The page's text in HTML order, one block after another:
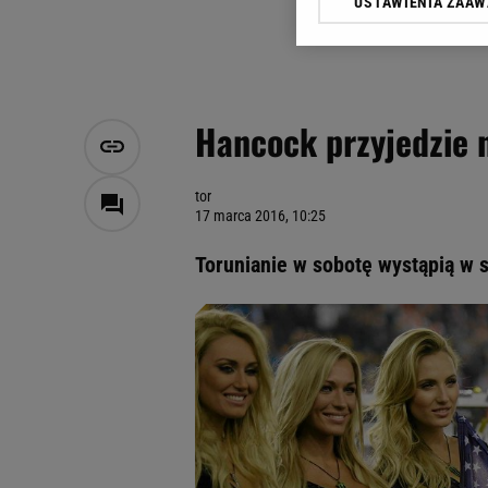
Hancock przyjedzie
tor
17 marca 2016, 10:25
Torunianie w sobotę wystąpią w
Klikając „Akceptuję”
Zaufanych Partnerów i
My, nasi Zaufani
Użycie dokładnych
badnie odbiorców i